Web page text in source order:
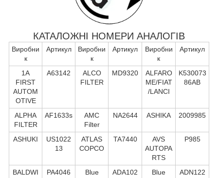
КАТАЛОЖНІ НОМЕРИ АНАЛОГІВ
Виробни
к
Артикул
Виробни
к
Артикул
Виробни
к
Артикул
1A
FIRST
AUTOM
OTIVE
A63142
ALCO
FILTER
MD9320
ALFARO
ME/FIAT
/LANCI
K530073
86AB
ALPHA
FILTER
AF1633s
AMC
Filter
NA2644 ASHIKA 2009985
ASHUKI
US1022
13
ATLAS
COPCO
TA7440
AVS
AUTOPA
RTS
P985
BALDWI
PA4046
Blue
ADA102
Blue
ADN122